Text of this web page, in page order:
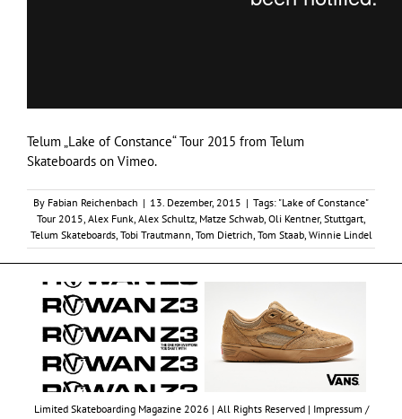
Telum „Lake of Constance“ Tour 2015 from Telum
Skateboards on Vimeo.
By Fabian Reichenbach | 13. Dezember, 2015 | Tags: "Lake of Constance"
Tour 2015, Alex Funk, Alex Schultz, Matze Schwab, Oli Kentner, Stuttgart,
Telum Skateboards, Tobi Trautmann, Tom Dietrich, Tom Staab, Winnie Lindel
Limited Skateboarding Magazine 2026 | All Rights Reserved | Impressum /